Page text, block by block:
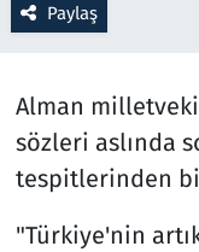
Paylaş
Alman
sözleri aslında
tespitlerinden
"Türkiye'nin
Otomobil
Oyun
Ramazan